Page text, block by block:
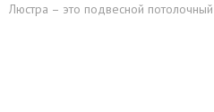
Люстра – это подвесной потолочный